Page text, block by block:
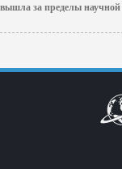
вышла за пределы